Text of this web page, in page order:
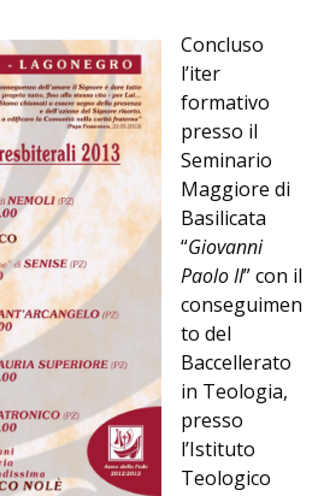
Concluso
l’iter
formativo
presso il
Seminario
Maggiore di
Basilicata
“Giovanni
Paolo II” con il
conseguimen
to del
Baccellerato
in Teologia,
presso
l’Istituto
Teologico